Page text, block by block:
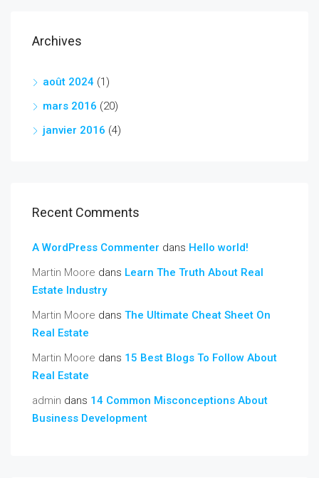
Archives
août 2024 (1)
mars 2016 (20)
janvier 2016 (4)
Recent Comments
A WordPress Commenter dans Hello world!
Martin Moore dans Learn The Truth About Real
Estate Industry
Martin Moore dans The Ultimate Cheat Sheet On
Real Estate
Martin Moore dans 15 Best Blogs To Follow About
Real Estate
admin dans 14 Common Misconceptions About
Business Development